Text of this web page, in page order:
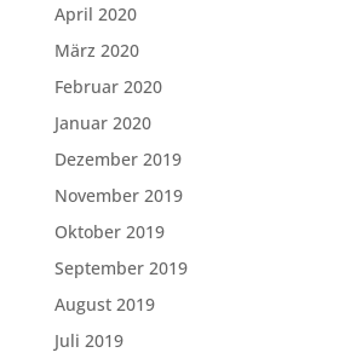
April 2020
März 2020
Februar 2020
Januar 2020
Dezember 2019
November 2019
Oktober 2019
September 2019
August 2019
Juli 2019